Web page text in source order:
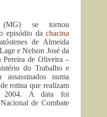
se tornou
episódio dachacina
de Almeida
e Nelson José da
de Oliveira –
do Trabalho e
numa
rotina que realizam
A data foi
de Combate